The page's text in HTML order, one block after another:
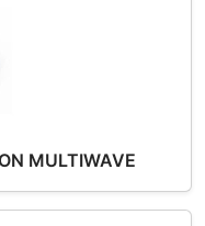
MULTIWAVE